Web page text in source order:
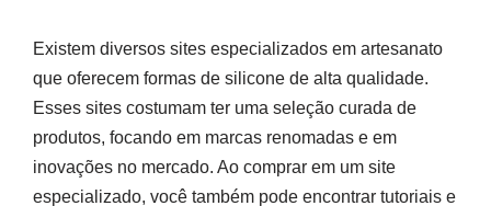
Existem diversos sites especializados em artesanato
que oferecem formas de silicone de alta qualidade.
Esses sites costumam ter uma seleção curada de
produtos, focando em marcas renomadas e em
inovações no mercado. Ao comprar em um site
especializado, você também pode encontrar tutoriais e